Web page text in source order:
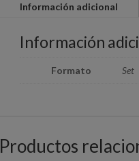
Información adicional
Información
Formato Set
Productos